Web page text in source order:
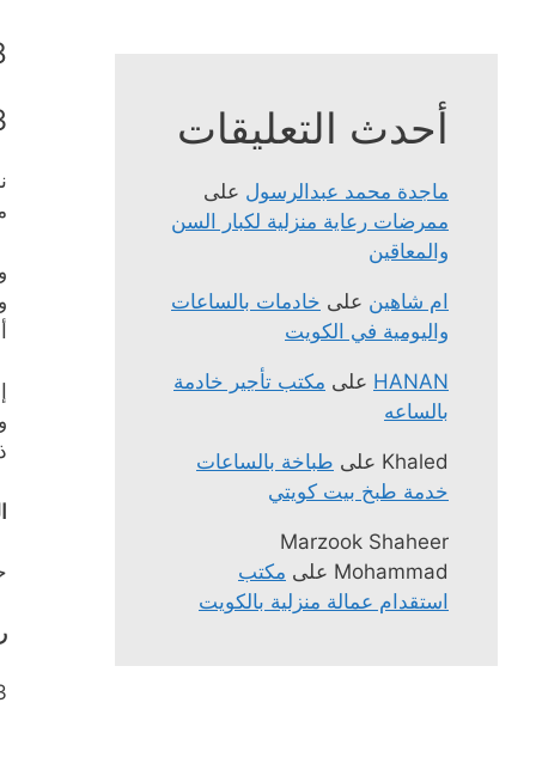
13
أحدث التعليقات
ماجدة محمد عبدالرسول على
ممرضات رعاية منزلية لكبار السن
والمعاقين
ام شاهين على خادمات بالساعات
واليومية في الكويت
HANAN على مكتب تأجير خادمة
بالساعه
Khaled على طباخة بالساعات
خدمة طبخ بيت كويتي
Marzook Shaheer
Mohammad على مكتب
استقدام عمالة منزلية بالكويت